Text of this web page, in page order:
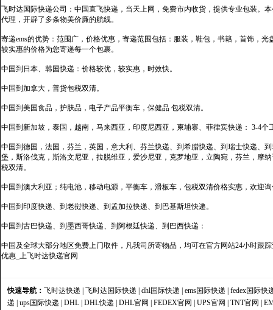
飞时达国际快递公司：中国直飞快递，当天上网，免费市内收货，提供专业包装。
代理，开辟了多条物美价廉的航线。
寄递ems的优势：范围广，价格优惠，寄递范围包括：服装，鞋包，书籍，首饰，
较实惠的价格为您寄递每一个包裹。
中国到日本、韩国快递：价格较优，较实惠，时效快。
中国到加拿大，普货包税双清。
中国到美国食品，护肤品，电子产品平衡车，保健品 包税双清。
中国到新加坡，泰国，越南，马来西亚，印度尼西亚，柬埔寨、菲律宾快递： 3-4个
中国到德国，法国，芬兰，英国，意大利、芬兰快递、到希腊快递、到瑞士快递、
堡，斯洛伐克，斯洛文尼亚，拉脱维亚，爱沙尼亚，克罗地亚，立陶宛，芬兰，摩
税双清。
中国到澳大利亚；纯电池，移动电源，平衡车，滑板车，包税双清价格实惠，欢迎
中国到印度快递、到老挝快递、到孟加拉快递、到巴基斯坦快递。
中国到古巴快递、到墨西哥快递、到阿根廷快递、到巴西快递：
中国及全球大部分地区免费上门取件，凡我司所寄物品，均可在官方网站24小时跟
优惠_上飞时达快递官网
快速导航： 飞时达快递 飞时达国际快递 dhl国际快递 ems国际快递
fedex国际快
递
ups国际快递 DHL DHL快递 DHL官网 FEDEX官网 UPS官网 TNT官网